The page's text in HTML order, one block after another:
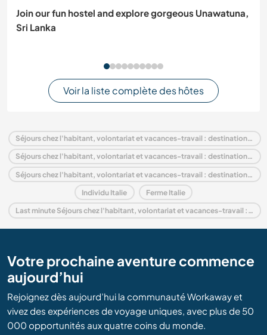
Join our fun hostel and explore gorgeous Unawatuna,
Sri Lanka
Voir la liste complète des hôtes
Séjours chez l'habitant, volontariat et vacances-travail : destination Italie
Séjours chez l'habitant, volontariat et vacances-travail : destination Europe
Séjours chez l'habitant, volontariat et vacances-travail : destination Veneto
Individu Italie Ferme Italie
Last minute Séjours chez l'habitant, volontariat et vacances-travail : destination Italie
Votre prochaine aventure commence
aujourd’hui
Rejoignez dès aujourd’hui la communauté Workaway et
vivez des expériences de voyage uniques, avec plus de 50
000 opportunités aux quatre coins du monde.